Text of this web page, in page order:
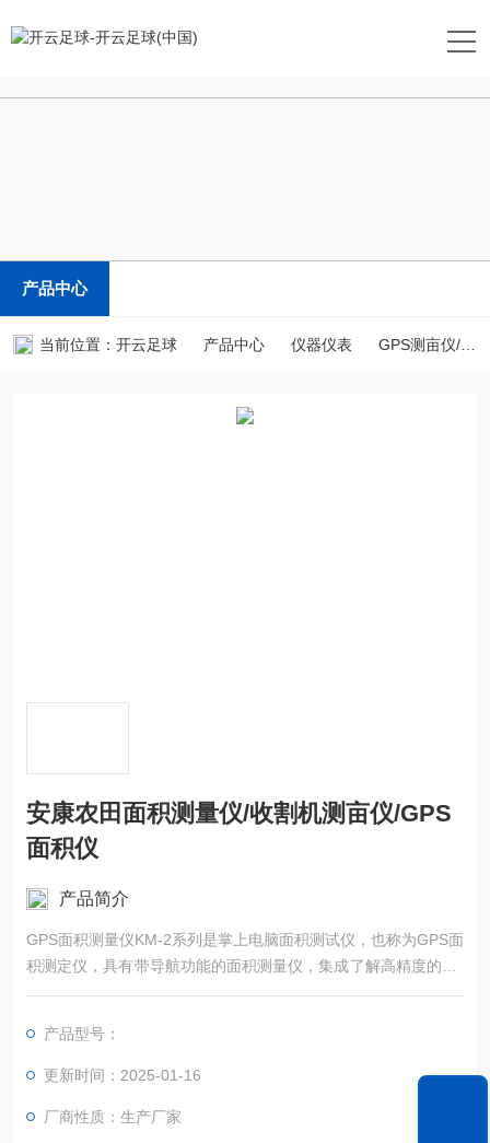
产品中心
当前位置： 开云足球 产品中心 仪器仪表 GPS测亩仪/土地面积测量仪
安康农田面积测量仪/收割机测亩仪/GPS
面积仪
产品简介
GPS面积测量仪KM-2系列是掌上电脑面积测试仪，也称为GPS面
积测定仪，具有带导航功能的面积测量仪，集成了解高精度的GP
S定位系统、精确的面积计算方法和智能化的掌上电脑系统，能
产品型号：
更新时间：2025-01-16
厂商性质：生产厂家